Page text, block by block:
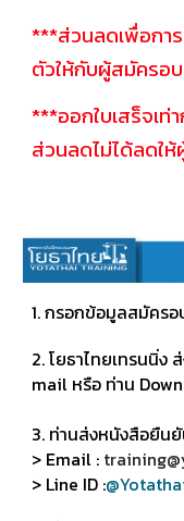
***ส่วนลดเพื่อกา
ตัวให้กับผู้สมัครอ
***ออกใบเสร็จเท่
ส่วนลดไม่ได้ลดใ
​1. กรอกข้อมูลสมัคร
2. โยธาไทยเทรนนิ่ง
mail หรือ ท่าน
3. ท่านส่งหนังสือยืน
> Email :
> Line ID :